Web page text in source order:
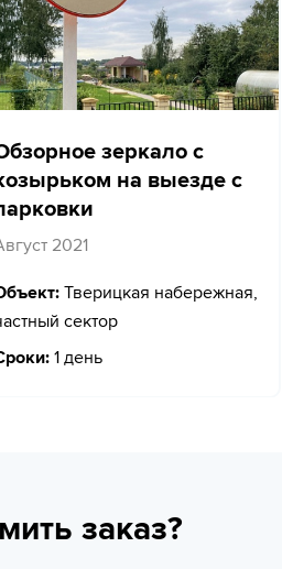
зеркало с
на выезде с
2021
Тверицкая набережная,
сектор
1 день
заказ?